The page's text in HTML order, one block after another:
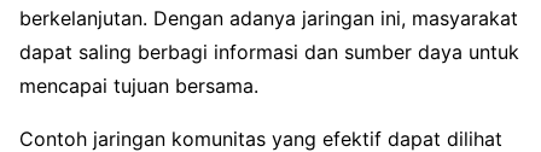
berkelanjutan. Dengan adanya jaringan ini, masyarakat
dapat saling berbagi informasi dan sumber daya untuk
mencapai tujuan bersama.
Contoh jaringan komunitas yang efektif dapat dilihat